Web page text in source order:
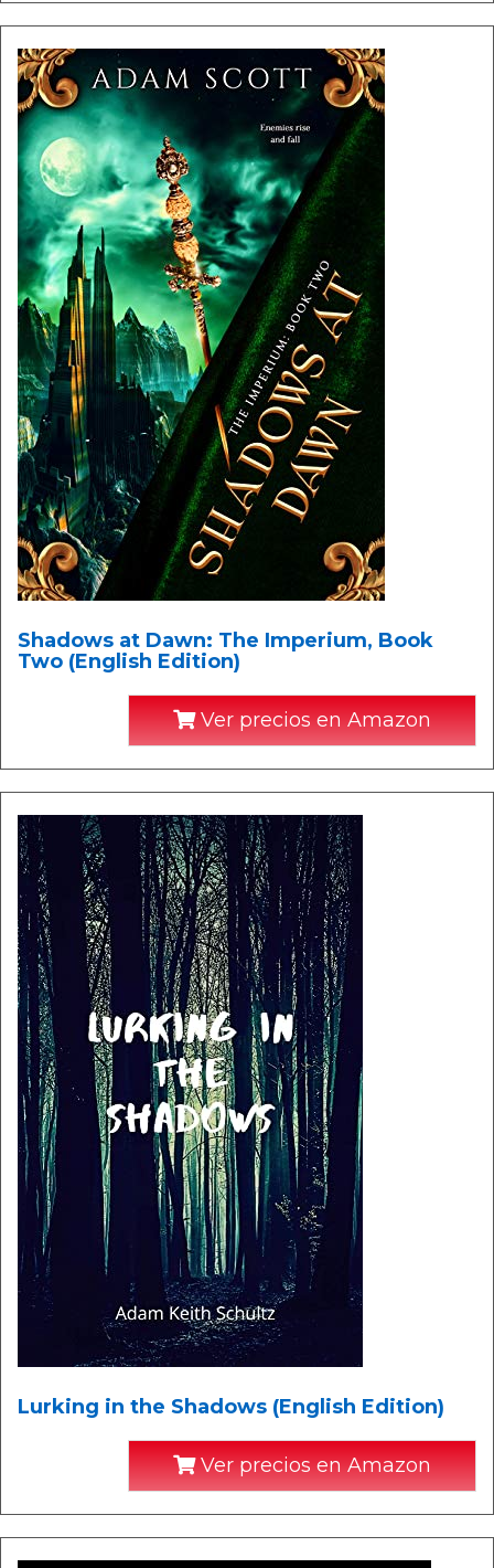
Shadows at Dawn: The Imperium, Book
Two (English Edition)
Ver precios en Amazon
Lurking in the Shadows (English Edition)
Ver precios en Amazon